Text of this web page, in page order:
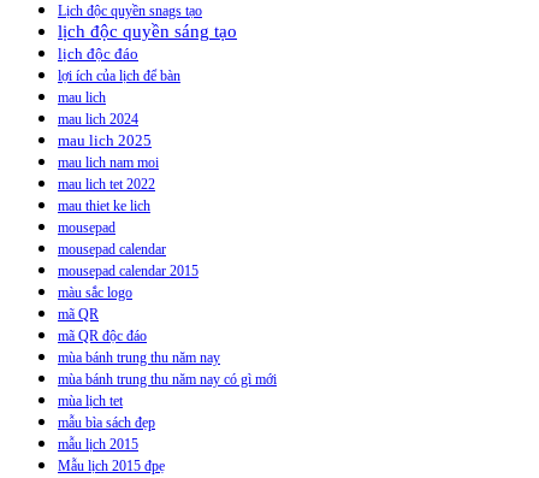
Lịch độc quyền snags tạo
lịch độc quyền sáng tạo
lịch độc đáo
lợi ích của lịch để bàn
mau lich
mau lich 2024
mau lich 2025
mau lich nam moi
mau lich tet 2022
mau thiet ke lich
mousepad
mousepad calendar
mousepad calendar 2015
màu sắc logo
mã QR
mã QR độc đáo
mùa bánh trung thu năm nay
mùa bánh trung thu năm nay có gì mới
mùa lịch tet
mẫu bìa sách đẹp
mẫu lịch 2015
Mẫu lịch 2015 đpẹ